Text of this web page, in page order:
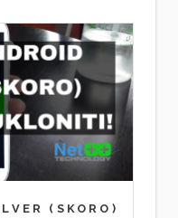
(SKORO)